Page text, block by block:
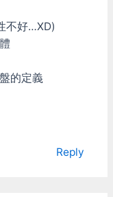
不好…XD)
的定義
Reply